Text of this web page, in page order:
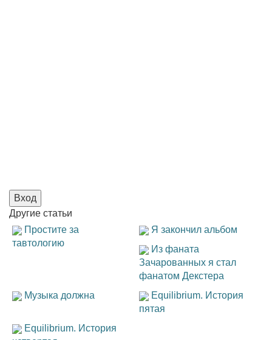
Вход
Другие статьи
Простите за
тавтологию
Я закончил альбом
Из фаната
Зачарованных я стал
фанатом Декстера
Музыка должна
Equilibrium. История
пятая
Equilibrium. История